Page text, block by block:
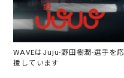
WAVEはJuju-野田樹潤-選手を応
援しています